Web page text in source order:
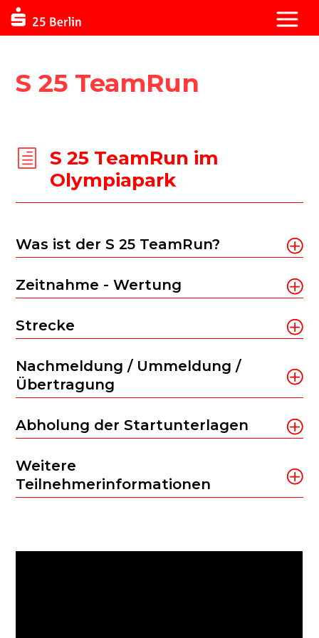
S 25 TeamRun
h
S 25 TeamRun im
Olympiapark
Was ist der S 25 TeamRun?
Zeitnahme - Wertung
Strecke
Nachmeldung / Ummeldung /
Übertragung
Abholung der Startunterlagen
Weitere
Teilnehmerinformationen